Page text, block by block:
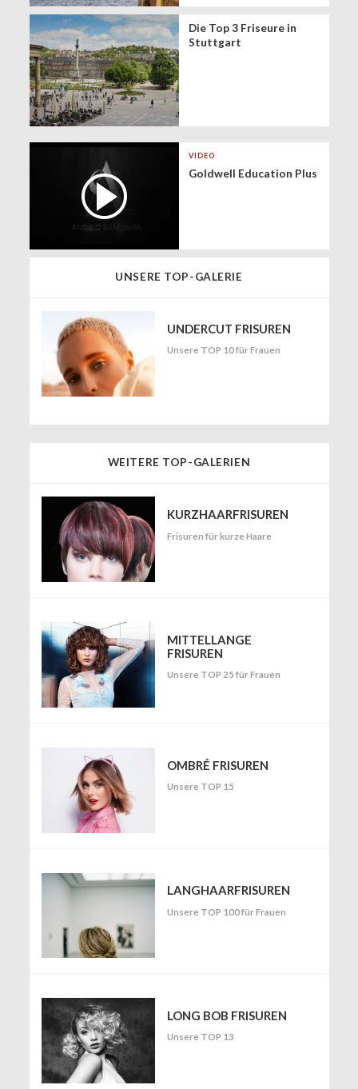
Die Top 3 Friseure in
Stuttgart
VIDEO
Goldwell Education Plus
UNSERE TOP-GALERIE
UNDERCUT FRISUREN
Unsere TOP 10 für Frauen
WEITERE TOP-GALERIEN
KURZHAARFRISUREN
Frisuren für kurze Haare
MITTELLANGE
FRISUREN
Unsere TOP 25 für Frauen
OMBRÉ FRISUREN
Unsere TOP 15
LANGHAARFRISUREN
Unsere TOP 100 für Frauen
LONG BOB FRISUREN
Unsere TOP 13